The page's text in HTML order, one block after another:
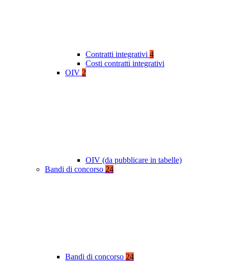
Contratti integrativi 4
Costi contratti integrativi
OIV 2
OIV (da pubblicare in tabelle)
Bandi di concorso 24
Bandi di concorso 24